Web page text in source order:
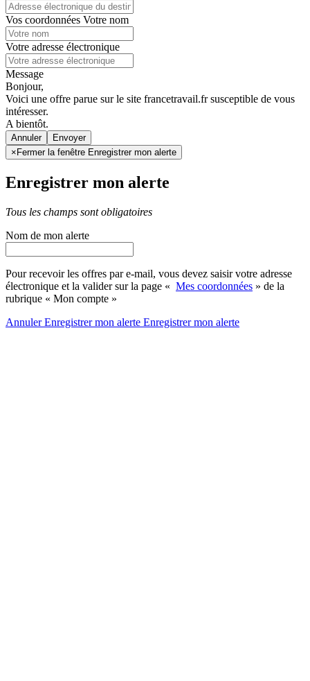
Vos coordonnées Votre nom
Votre adresse électronique
Message
Bonjour,
Voici une offre parue sur le site francetravail.fr susceptible de vous
intéresser.
A bientôt.
Annuler
× Fermer la fenêtre Enregistrer mon alerte
Enregistrer mon alerte
Tous les champs sont obligatoires
Nom de mon alerte
Pour recevoir les offres par e-mail, vous devez saisir votre adresse
électronique et la valider sur la page « Mes coordonnées » de la
rubrique « Mon compte »
AnnulerEnregistrer mon alerte Enregistrermon alerte